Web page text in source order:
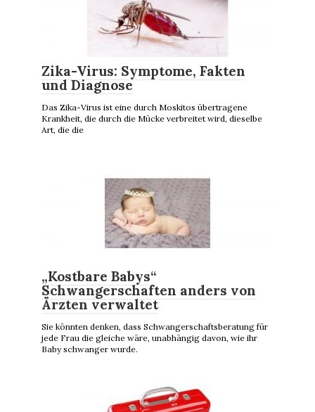
Zika-Virus: Symptome, Fakten
und Diagnose
Das Zika-Virus ist eine durch Moskitos übertragene
Krankheit, die durch die Mücke verbreitet wird, dieselbe
Art, die die
„Kostbare Babys“
Schwangerschaften anders von
Ärzten verwaltet
Sie könnten denken, dass Schwangerschaftsberatung für
jede Frau die gleiche wäre, unabhängig davon, wie ihr
Baby schwanger wurde.